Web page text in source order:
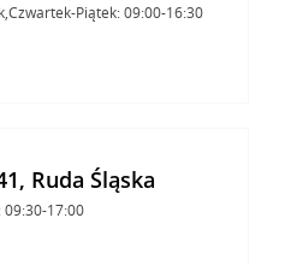
Piątek: 09:00-16:30
Ruda Śląska
09:30-17:00